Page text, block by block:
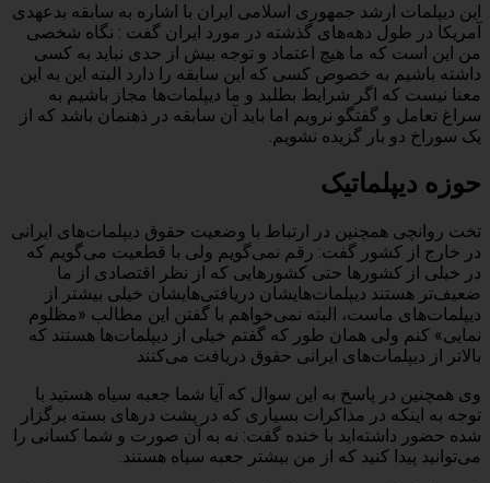
این دیپلمات ارشد جمهوری اسلامی ایران با اشاره به سابقه بدعهدی
آمریکا در طول دهه‌های گذشته در مورد ایران گفت : نگاه شخصی
من این است که ما هیچ اعتماد و توجه بیش از حدی نباید به کسی
داشته باشیم به خصوص کسی که این سابقه را دارد البته این به این
معنا نیست که اگر شرایط بطلبد و ما دیپلمات‌ها مجاز باشیم به
سراغ تعامل و گفتگو نرویم اما باید آن سابقه در ذهنمان باشد که از
یک سوراخ دو بار گزیده نشویم.
حوزه دیپلماتیک
تخت روانچی همچنین در ارتباط با وضعیت حقوق دیپلمات‌های ایرانی
در خارج از کشور گفت: رقم نمی‌گویم ولی با قطعیت می‌گویم که
در خیلی از کشورها حتی کشورهایی که از نظر اقتصادی از ما
ضعیف‌تر هستند دیپلمات‌هایشان دریافتی‌هایشان خیلی بیشتر از
دیپلمات‌های ماست، البته نمی‌خواهم با گفتن این مطالب «مظلوم
نمایی» کنم ولی همان طور که گفتم خیلی از دیپلمات‌ها هستند که
بالاتر از دیپلمات‌های ایرانی حقوق دریافت می‌کنند
وی همچنین در پاسخ به این سوال که آیا شما جعبه سیاه هستید با
توجه به اینکه در مذاکرات بسیاری که در پشت درهای بسته برگزار
شده حضور داشته‌اید با خنده گفت: نه به آن صورت و شما کسانی را
می‌توانید پیدا کنید که از من بیشتر جعبه سیاه‌ هستند.